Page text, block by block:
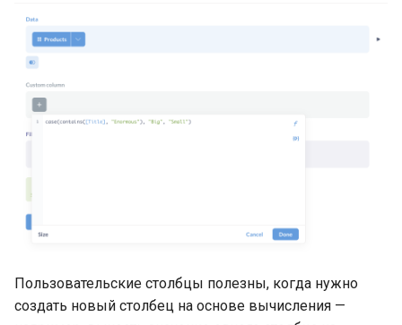
Пользовательские столбцы полезны, когда нужно
создать новый столбец на основе вычисления —